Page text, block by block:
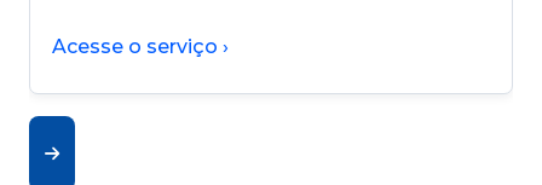
Acesse o serviço ›